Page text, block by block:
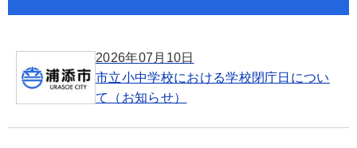
2026年07月10日
市立小中学校における学校閉庁日につい
て（お知らせ）